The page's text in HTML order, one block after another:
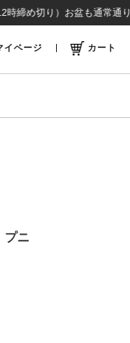
り）お盆も通常通り出荷
イページ カート
プニ